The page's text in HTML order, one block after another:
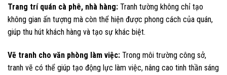
Trang trí quán cà phê, nhà hàng: Tranh tường không chỉ tạo
không gian ấn tượng mà còn thể hiện được phong cách của quán,
giúp thu hút khách hàng và tạo sự khác biệt.
Vẽ tranh cho văn phòng làm việc: Trong môi trường công sở,
tranh vẽ có thể giúp tạo động lực làm việc, nâng cao tinh thần sáng